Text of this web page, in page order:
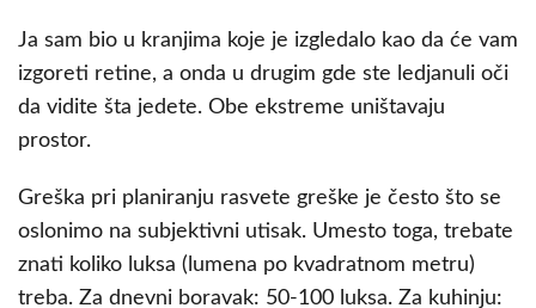
Ja sam bio u kranjima koje je izgledalo kao da će vam
izgoreti retine, a onda u drugim gde ste ledjanuli oči
da vidite šta jedete. Obe ekstreme uništavaju
prostor.
Greška pri planiranju rasvete greške je često što se
oslonimo na subjektivni utisak. Umesto toga, trebate
znati koliko luksa (lumena po kvadratnom metru)
treba. Za dnevni boravak: 50-100 luksa. Za kuhinju: